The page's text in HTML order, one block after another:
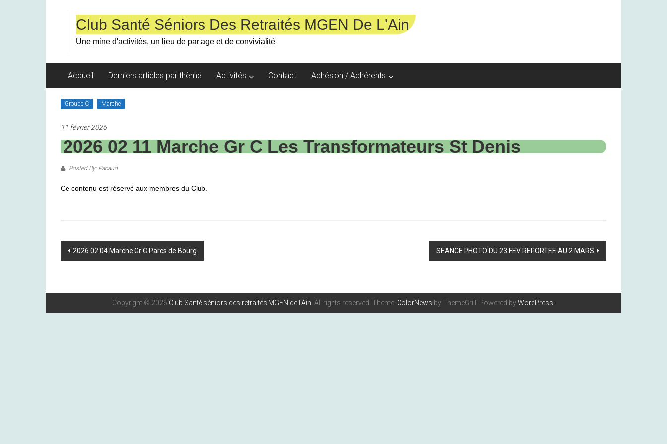
Club Santé Séniors Des Retraités MGEN De L'Ain
Une mine d'activités, un lieu de partage et de convivialité
Accueil Derniers articles par thème Activités Contact Adhésion / Adhérents
Groupe C Marche
11 février 2026
2026 02 11 Marche Gr C Les Transformateurs St Denis
Posted By: Pacaud
Ce contenu est réservé aux membres du Club.
Post
Navigation
2026 02 04 Marche Gr C Parcs de Bourg SEANCE PHOTO DU 23 FEV REPORTEE AU 2 MARS
Copyright © 2026 Club Santé séniors des retraités MGEN de l'Ain . All rights reserved. Theme: ColorNews by ThemeGrill. Powered byWordPress